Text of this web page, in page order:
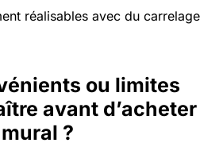
réalisables avec du carrelage
ou limites
avant d’acheter
?